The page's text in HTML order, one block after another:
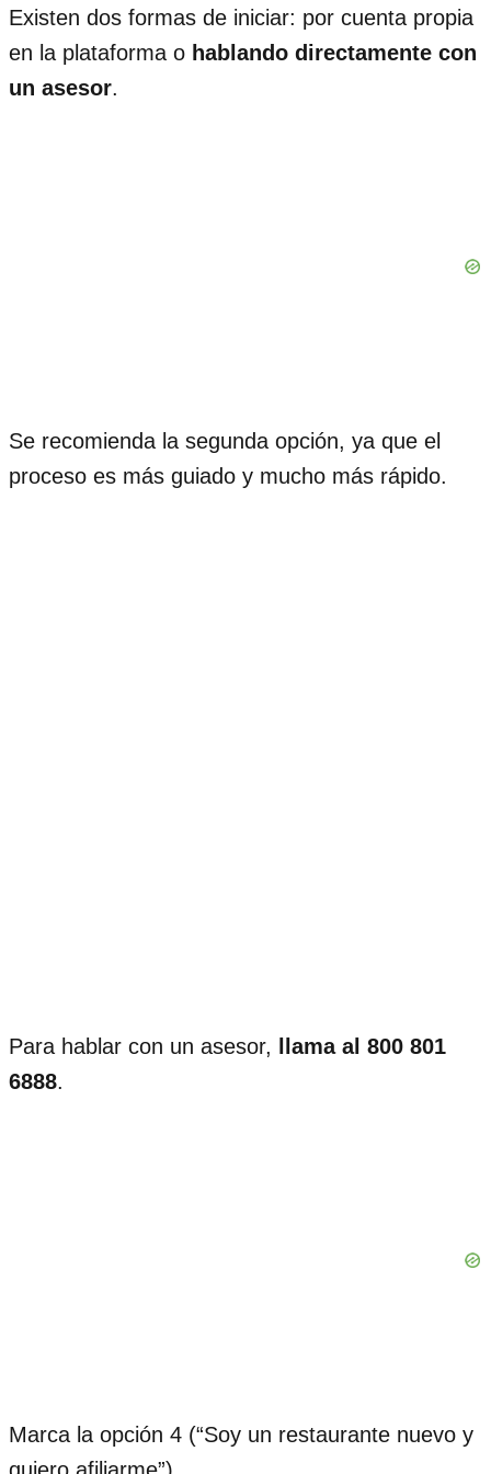
Existen dos formas de iniciar: por cuenta propia
en la plataforma o hablando directamente con
un asesor.
Se recomienda la segunda opción, ya que el
proceso es más guiado y mucho más rápido.
Para hablar con un asesor,
llama al 800 801
6888.
Marca la opción 4 (“Soy un restaurante nuevo y